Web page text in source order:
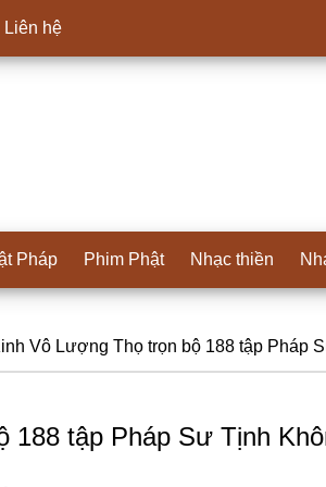
Liên hệ
Pháp Phim Phật Nhạc thiền
Vô Lượng Thọ trọn bộ 188 tập Pháp
188 tập Pháp Sư Tịnh